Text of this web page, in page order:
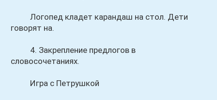
Логопед кладет карандаш на стол. Дети
говорят на.
4. Закрепление предлогов в
словосочетаниях.
Игра с Петрушкой